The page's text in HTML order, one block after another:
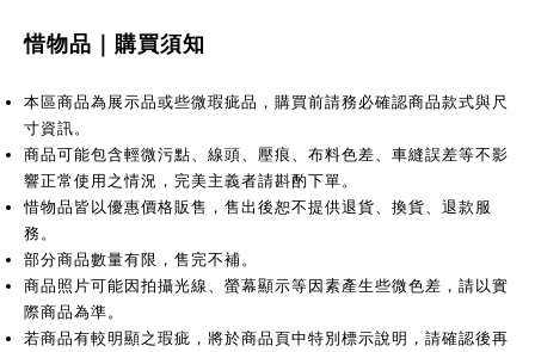
惜物品｜購買須知
本區商品為展示品或些微瑕疵品，購買前請務必確認商品款式與尺
寸資訊。
商品可能包含輕微污點、線頭、壓痕、布料色差、車縫誤差等不影
響正常使用之情況，完美主義者請斟酌下單。
惜物品皆以優惠價格販售，售出後恕不提供退貨、換貨、退款服
務。
部分商品數量有限，售完不補。
商品照片可能因拍攝光線、螢幕顯示等因素產生些微色差，請以實
際商品為準。
若商品有較明顯之瑕疵，將於商品頁中特別標示說明，請確認後再